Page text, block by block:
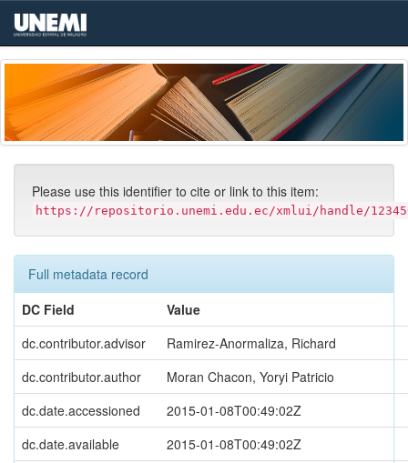
Skip
navigation
Please use this identifier to cite or link to this item:
https://repositorio.unemi.edu.ec/xmlui/handle/
Full metadata record
DC Field
Value
dc.contributor.advisor
Ramirez-Anormaliza, Richard
dc.contributor.author
Moran Chacon, Yoryi Patricio
dc.date.accessioned
2015-01-08T00:49:02Z
dc.date.available
2015-01-08T00:49:02Z